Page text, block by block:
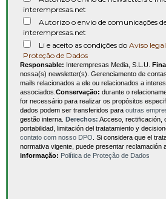
interempresas.net
Autorizo o envio de comunicações
interempresas.net
Li e aceito as condições do Aviso legal
Proteção de Dados
Responsable: Interempresas Media, S.L.U.
nossa(s) newsletter(s). Gerenciamento de
mails relacionados a ele ou relacionados a
associados. Conservação: durante o
for necessário para realizar os propósitos
dados podem ser transferidos para outras
gestão interna. Derechos: Acceso, rectificación,
portabilidad, limitación del tratatamiento y
contato com nosso DPO . Si considera que el
normativa vigente, puede presentar reclamación
informação: Política de Proteção de Dados